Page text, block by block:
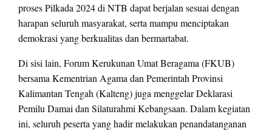
proses Pilkada 2024 di NTB dapat berjalan sesuai dengan
harapan seluruh masyarakat, serta mampu menciptakan
demokrasi yang berkualitas dan bermartabat.
Di sisi lain, Forum Kerukunan Umat Beragama (FKUB)
bersama Kementrian Agama dan Pemerintah Provinsi
Kalimantan Tengah (Kalteng) juga menggelar Deklarasi
Pemilu Damai dan Silaturahmi Kebangsaan. Dalam kegiatan
ini, seluruh peserta yang hadir melakukan penandatanganan